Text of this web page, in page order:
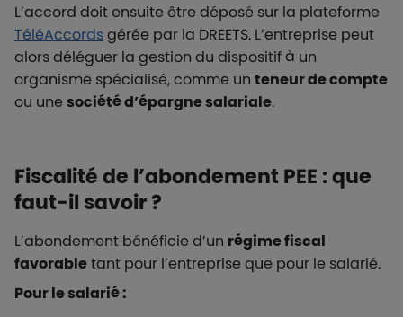
L’accord doit ensuite être déposé sur la plateforme
TéléAccordsgérée par la DREETS. L’entreprise peut
alors déléguer la gestion du dispositif à un
organisme spécialisé, comme un teneur de compte
ou unesociété d’épargne salariale.
Fiscalité de l’abondement PEE : que
faut-il savoir ?
L’abondement bénéficie d’un régime fiscal
favorabletant pour l’entreprise que pour le salarié.
Pour le salarié :